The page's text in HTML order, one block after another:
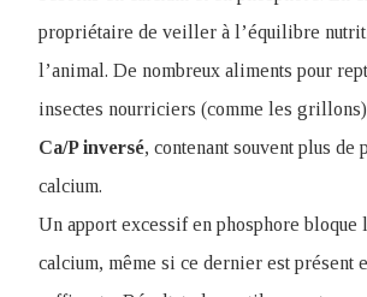
propriétaire de veiller à l’équilibre
l’animal. De nombreux aliments pour
insectes nourriciers (comme les
Ca/P inversé, contenant souvent plus de
calcium.
Un apport excessif en phosphore bloque
calcium, même si ce dernier est présent